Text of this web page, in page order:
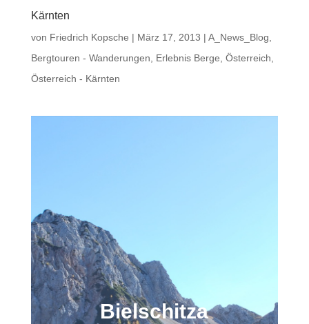
Kärnten
von Friedrich Kopsche | März 17, 2013 | A_News_Blog
Bergtouren - Wanderungen
Erlebnis Berge Österreich
Österreich - Kärnten
Bielschitza